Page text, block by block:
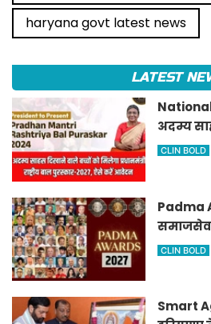
haryana govt latest news
LATEST
अदम्य
मिलेगा
CLIN BOLD
Padma
सुनेहरा
CLIN BOLD
Smart